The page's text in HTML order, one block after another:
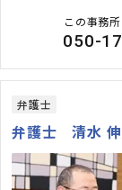
この事務
050-
弁護士
弁護士 清水 伸